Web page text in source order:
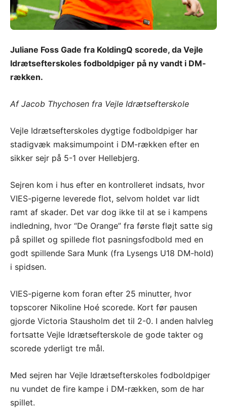
Juliane Foss Gade fra KoldingQ scorede, da Vejle
Idrætsefterskoles fodboldpiger på ny vandt i DM-
rækken.
Af Jacob Thychosen fra Vejle Idrætsefterskole
Vejle Idrætsefterskoles dygtige fodboldpiger har
stadigvæk maksimumpoint i DM-rækken efter en
sikker sejr på 5-1 over Hellebjerg.
Sejren kom i hus efter en kontrolleret indsats, hvor
VIES-pigerne leverede flot, selvom holdet var lidt
ramt af skader. Det var dog ikke til at se i kampens
indledning, hvor “De Orange” fra første fløjt satte sig
på spillet og spillede flot pasningsfodbold med en
godt spillende Sara Munk (fra Lysengs U18 DM-hold)
i spidsen.
VIES-pigerne kom foran efter 25 minutter, hvor
topscorer Nikoline Hoé scorede. Kort før pausen
gjorde Victoria Stausholm det til 2-0. I anden halvleg
fortsatte Vejle Idrætsefterskole de gode takter og
scorede yderligt tre mål.
Med sejren har Vejle Idrætsefterskoles fodboldpiger
nu vundet de fire kampe i DM-rækken, som de har
spillet.